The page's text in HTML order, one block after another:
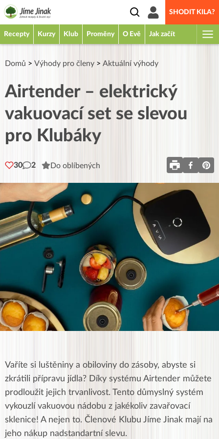
SHODIT KILA?
Recepty Kurzy Klub Proměny O Evě Jak začít
Domů > Výhody pro členy > Aktuální výhody
Airtender – elektrický
vakuovací set se slevou
pro Klubáky
30 2 Do oblíbených
Vaříte si luštěniny a obiloviny do zásoby, abyste si
zkrátili přípravu jídla? Díky systému Airtender můžete
prodloužit jejich trvanlivost. Tento důmyslný systém
vykouzlí vakuovou nádobu z jakékoliv zavařovací
sklenice! A nejen to. Členové Klubu Jíme Jinak mají na
jeho nákup nadstandartní slevu.